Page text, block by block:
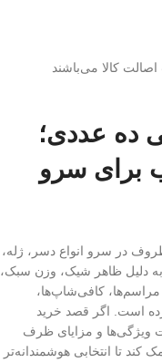
کالا می‌باشند
سی سی ده عددی؛
برای سرو
در سرو انواع دسر، ژله،
دلیل ظاهر شیک، وزن سبک،
مراسم‌ها، کافی‌شاپ‌ها،
است. اگر قصد خرید
ویژگی‌ها و مزایای ظرف
کند تا انتخابی هوشمندانه‌تر